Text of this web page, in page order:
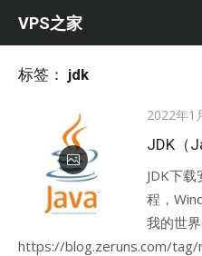
VPS之家
标签： jdk
Posted
on
2022年1
JDK（
JDK下
程，
我的世
https://blog.zeruns.com/tag/